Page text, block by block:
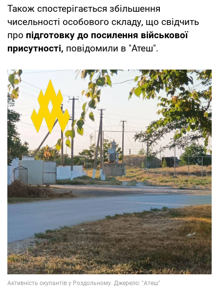
Також спостерігається збільшення
чисельності особового складу, що свідчить
про підготовку до посилення військової
присутності, повідомили в "Атеш".